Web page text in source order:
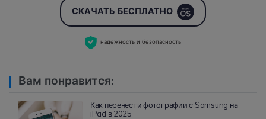
СКАЧАТЬ БЕСПЛАТНО
надежность и безопасность
Вам понравится:
Как перенести фотографии с Samsung на
iPad в 2025